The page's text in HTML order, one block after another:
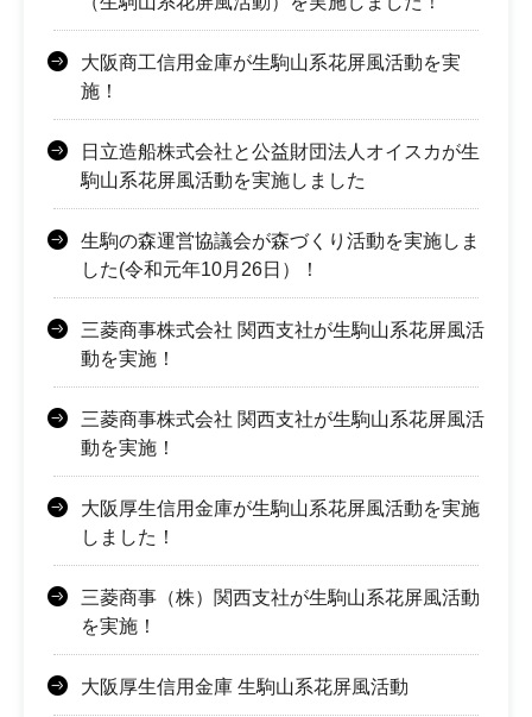
大阪商工信用金庫が生駒山系花屏風活動を実
施！
日立造船株式会社と公益財団法人オイスカが生
駒山系花屏風活動を実施しました
生駒の森運営協議会が森づくり活動を実施しま
した(令和元年10月26日）！
三菱商事株式会社 関西支社が生駒山系花屏風活
動を実施！
三菱商事株式会社 関西支社が生駒山系花屏風活
動を実施！
大阪厚生信用金庫が生駒山系花屏風活動を実施
しました！
三菱商事（株）関西支社が生駒山系花屏風活動
を実施！
大阪厚生信用金庫 生駒山系花屏風活動